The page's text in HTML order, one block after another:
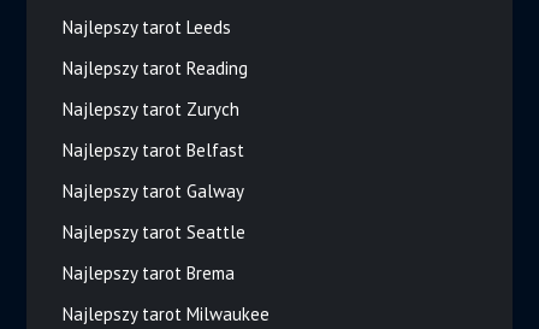
Najlepszy tarot Leeds
Najlepszy tarot Reading
Najlepszy tarot Zurych
Najlepszy tarot Belfast
Najlepszy tarot Galway
Najlepszy tarot Seattle
Najlepszy tarot Brema
Najlepszy tarot Milwaukee